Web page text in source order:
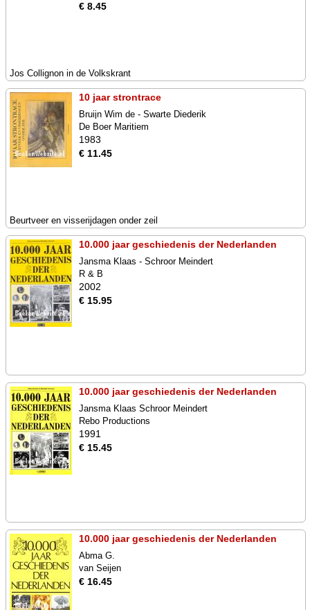
€ 8.45
Jos Collignon in de Volkskrant
10 jaar strontrace
Bruijn Wim de - Swarte Diederik
De Boer Maritiem
1983
€ 11.45
Beurtveer en visserijdagen onder zeil
10.000 jaar geschiedenis der Nederlanden
Jansma Klaas - Schroor Meindert
R & B
2002
€ 15.95
10.000 jaar geschiedenis der Nederlanden
Jansma Klaas Schroor Meindert
Rebo Productions
1991
€ 15.45
10.000 jaar geschiedenis der Nederlanden
Abma G.
van Seijen
€ 16.45